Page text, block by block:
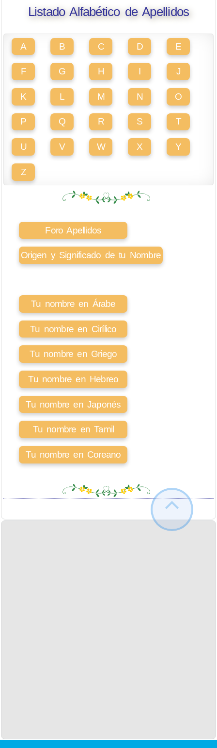
Listado Alfabético de Apellidos
A B C D E
F G H I J
K L M N O
P Q R S T
U V W X Y
Z
Foro Apellidos
Origen y Significado de tu Nombre
Tu nombre en Árabe
Tu nombre en Cirílico
Tu nombre en Griego
Tu nombre en Hebreo
Tu nombre en Japonés
Tu nombre en Tamil
Tu nombre en Coreano